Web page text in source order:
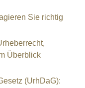
Sie richtig
Überblick
(UrhDaG):